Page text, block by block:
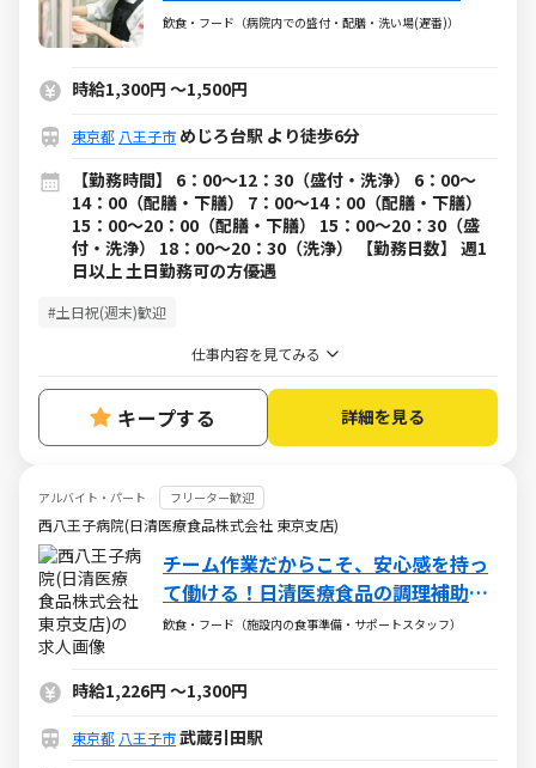
日数の相談もお気軽に♪
飲食・フード（病院内での盛付・配膳・洗い場(遅番)）
時給1,300円 ～1,500円
東京都 八王子市 めじろ台駅 より徒歩6分
【勤務時間】 6：00～12：30（盛付・洗浄） 6：00～
14：00（配膳・下膳） 7：00～14：00（配膳・下膳）
15：00～20：00（配膳・下膳） 15：00～20：30（盛
付・洗浄） 18：00～20：30（洗浄） 【勤務日数】 週1
日以上 土日勤務可の方優遇
#土日祝(週末)歓迎
仕事内容を見てみる
キープする 詳細を見る
アルバイト・パート フリーター歓迎
西八王子病院(日清医療食品株式会社 東京支店)
チーム作業だからこそ、安心感を持っ
て働ける！日清医療食品の調理補助
（障がい者採用）求人
飲食・フード（施設内の食事準備・サポートスタッフ）
時給1,226円 ～1,300円
東京都 八王子市武蔵引田駅